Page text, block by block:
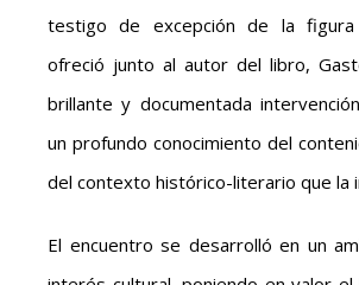
testigo de excepción de la
ofreció junto al autor del libro,
brillante y documentada
un profundo conocimiento del
del contexto histórico-literario que la
El encuentro se desarrolló en un